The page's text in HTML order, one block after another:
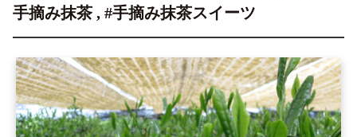
手摘み抹茶 , #手摘み抹茶スイーツ